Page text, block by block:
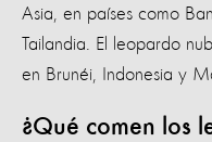
Asia, en países como
Tailandia. El leopardo
en Brunéi, Indonesia y
¿Qué comen los